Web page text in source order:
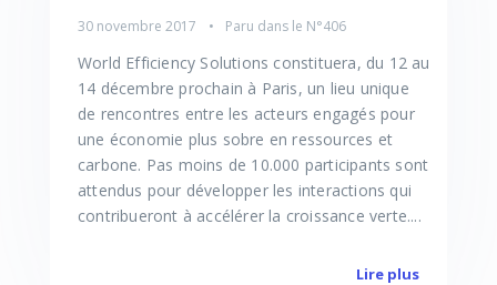
30 novembre 2017 Paru dans le N°406
World Efficiency Solutions constituera, du 12 au
14 décembre prochain à Paris, un lieu unique
de rencontres entre les acteurs engagés pour
une économie plus sobre en ressources et
carbone. Pas moins de 10.000 participants sont
attendus pour développer les interactions qui
contribueront à accélérer la croissance verte....
Lire plus